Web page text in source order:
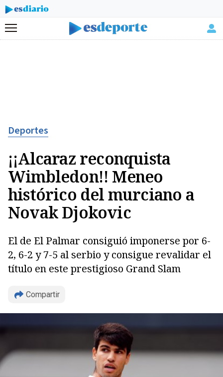
Menú
Deportes
¡¡Alcaraz reconquista
Wimbledon!! Meneo
histórico del murciano a
Novak Djokovic
El de El Palmar consiguió imponerse por 6-
2, 6-2 y 7-5 al serbio y consigue revalidar el
título en este prestigioso Grand Slam
Compartir
Copiar